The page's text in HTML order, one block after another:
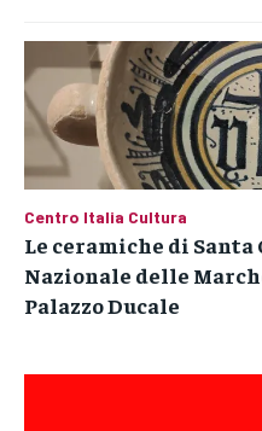
Centro Italia Cultura
Le ceramiche di
Nazionale delle
Palazzo Ducale